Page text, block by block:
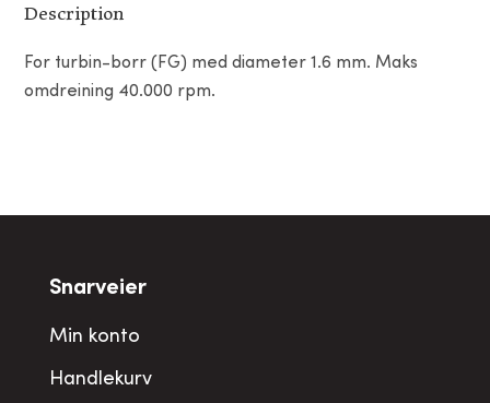
Description
For turbin-borr (FG) med diameter 1.6 mm. Maks
omdreining 40.000 rpm.
Snarveier
Min konto
Handlekurv